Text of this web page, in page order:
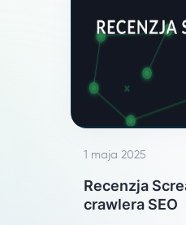
1 maja 2025
Recenzja
crawlera SEO